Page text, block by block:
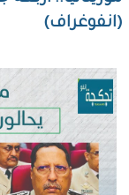
(انفوغراف)